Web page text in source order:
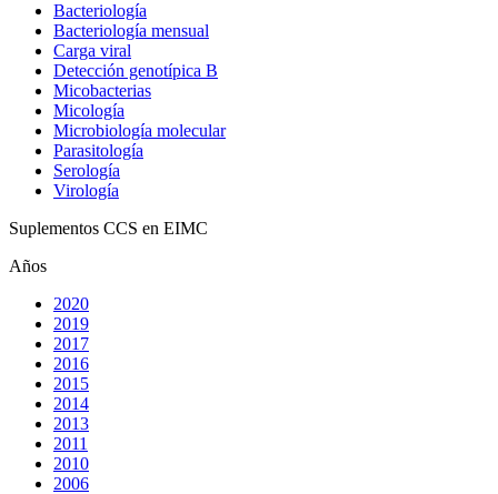
Bacteriología
Bacteriología mensual
Carga viral
Detección genotípica B
Micobacterias
Micología
Microbiología molecular
Parasitología
Serología
Virología
Suplementos CCS en EIMC
Años
2020
2019
2017
2016
2015
2014
2013
2011
2010
2006